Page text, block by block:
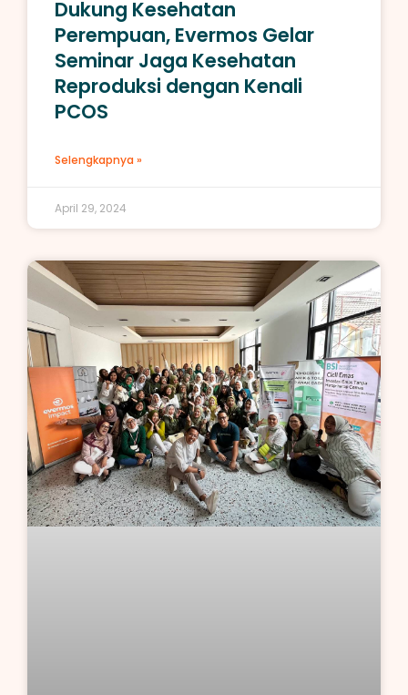
Dukung Kesehatan
Perempuan, Evermos Gelar
Seminar Jaga Kesehatan
Reproduksi dengan Kenali
PCOS
Selengkapnya »
April 29, 2024